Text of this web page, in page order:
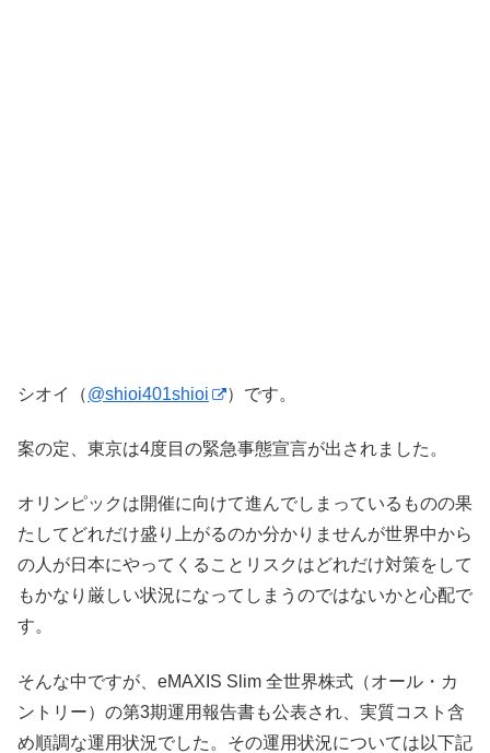
シオイ（@shioi401shioi ）です。
案の定、東京は4度目の緊急事態宣言が出されました。
オリンピックは開催に向けて進んでしまっているものの果
たしてどれだけ盛り上がるのか分かりませんが世界中から
の人が日本にやってくることリスクはどれだけ対策をして
もかなり厳しい状況になってしまうのではないかと心配で
す。
そんな中ですが、eMAXIS Slim 全世界株式（オール・カ
ントリー）の第3期運用報告書も公表され、実質コスト含
め順調な運用状況でした。その運用状況については以下記